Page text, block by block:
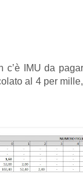
c’è IMU da
al 4 per